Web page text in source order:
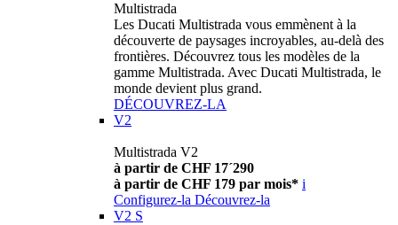
Multistrada
Les Ducati Multistrada vous emmènent à la
découverte de paysages incroyables, au-delà des
frontières. Découvrez tous les modèles de la
gamme Multistrada. Avec Ducati Multistrada, le
monde devient plus grand.
DÉCOUVREZ-LA
V2
Multistrada V2
à partir de CHF 17´290
à partir de CHF 179 par mois* i
Configurez-la Découvrez-la
V2 S